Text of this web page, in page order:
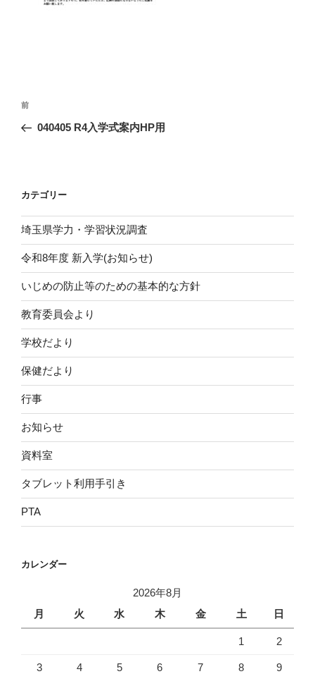
投
ナ
ー
シ
ョ
ン
前
の
前
040405 R4入学式案内HP用
カテゴリー
埼玉県学力・学習状況調査
令和8年度 新入学(お知らせ)
いじめの防止等のための基本的な方針
教育委員会より
学校だより
保健だより
行事
お知らせ
資料室
タブレット利用手引き
PTA
カレンダー
2026年8月
月
火 水 木 金 土 日
1 2
3 4 5 6 7 8 9